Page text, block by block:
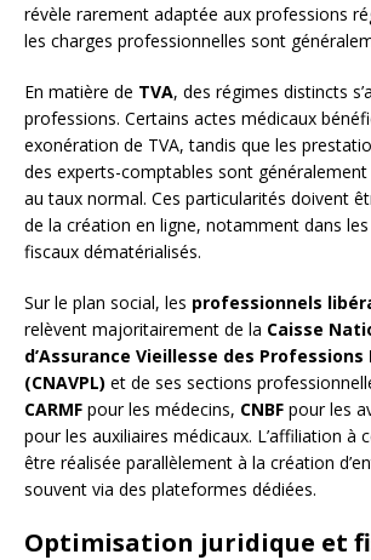
révèle rarement adaptée aux professions
les charges professionnelles sont
En matière de TVA, des régimes distincts
professions. Certains actes médicaux
exonération de TVA, tandis que les
des experts-comptables sont
au taux normal. Ces particularités doivent
de la création en ligne, notamment dans
fiscaux dématérialisés.
Sur le plan social, les professionnels
relèvent majoritairement de la Caisse
d’Assurance Vieillesse des Professions
(CNAVPL) et de ses sections
CARMF pour les médecins, CNBF pour les
pour les auxiliaires médicaux. L’affiliation à
être réalisée parallèlement à la création
souvent via des plateformes dédiées.
Optimisation juridique et